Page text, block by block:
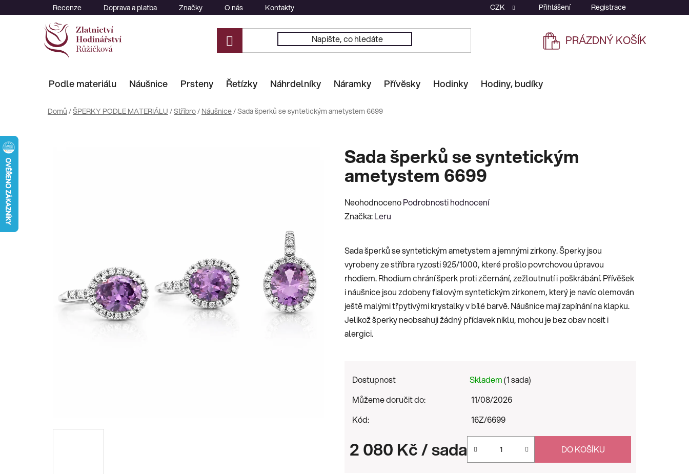
na
Recenze Doprava a platba Značky O nás Kontakty CZK Přihlášení Registrace
NÁKUPNÍ
PRÁZDNÝ KOŠÍK
Podle materiálu Náušnice Prsteny Řetízky Náhrdelníky Náramky Přívěsky Hodinky Hodiny, budíky
Domů /ŠPERKY PODLE MATERIÁLU /Stříbro/ Náušnice/Sada šperků se syntetickým ametystem 6699
Sada šperků se syntetickým
ametystem 6699
Průměrné
hodnocení
0,0
z
5
hvězdiček.
NeohodnocenoPodrobnosti hodnocení
Značka:Leru
Sada šperků se syntetickým ametystem a jemnými zirkony. Šperky jsou
vyrobeny ze stříbra ryzosti 925/1000, které prošlo povrchovou úpravou
rhodiem. Rhodium chrání šperk proti zčernání, zežloutnutí i poškrábání. Přívěšek
i náušnice jsou zdobeny fialovým syntetickým zirkonem, který je navíc olemován
ještě malými třpytivými krystalky v bílé barvě. Náušnice mají zapínání na klapku.
Jelikož šperky neobsahuji žádný přídavek niklu, mohou je bez obav nosit i
alergici.
Dostupnost Skladem(1 sada)
Můžeme doručit do:
11/08/2026
Kód:
16Z/6699
2 080 Kč/ sada DO KOŠÍKU